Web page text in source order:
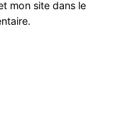
mon site dans le